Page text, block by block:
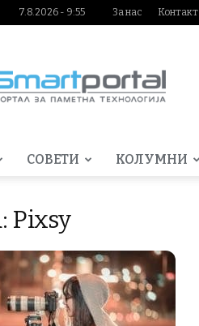
7.8.2026 - 9:55 За нас Контакт
СОВЕТИ КОЛУМНИ
Pixsy